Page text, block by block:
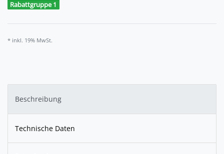
Rabattgruppe 1
* inkl. 19% MwSt.
Beschreibung
Technische Daten